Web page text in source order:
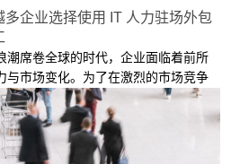
多企业选择使用 IT 人力驻场外包
潮席卷全球的时代，企业面临着前所
与市场变化。为了在激烈的市场竞争
业必须不断优化自身资源配置，提升
速响应市场需求的动态变化。